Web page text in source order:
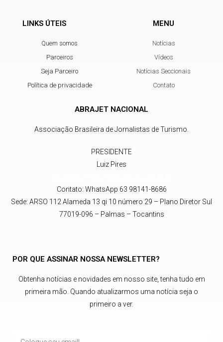
LINKS ÚTEIS
Quem somos
Parceiros
Seja Parceiro
Política de privacidade
MENU
Notícias
Vídeos
Notícias Seccionais
Contato
ABRAJET NACIONAL
Associação Brasileira de Jornalistas de Turismo.
PRESIDENTE
Luiz Pires
Contato: WhatsApp 63 98141-8686
Sede: ARSO 112 Alameda 13 qi 10 número 29 – Plano Diretor Sul
77019-096 – Palmas – Tocantins
POR QUE ASSINAR NOSSA NEWSLETTER?
Obtenha notícias e novidades em nosso site, tenha tudo em
primeira mão. Quando atualizarmos uma notícia seja o
primeiro a ver.